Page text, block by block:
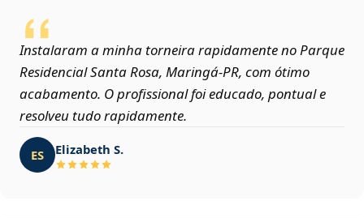
Instalaram a minha torneira rapidamente no Parque
Residencial Santa Rosa, Maringá‑PR, com ótimo
acabamento. O profissional foi educado, pontual e
resolveu tudo rapidamente.
ES Elizabeth S.